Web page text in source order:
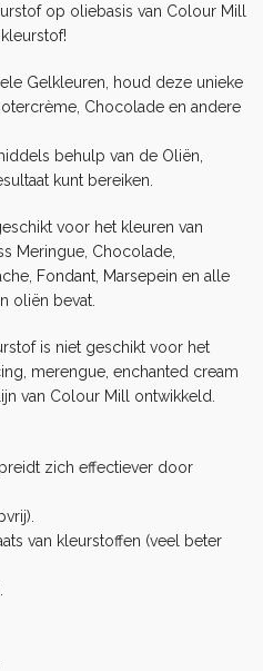
op oliebasis van Colour Mill
Gelkleuren, houd deze unieke
Chocolade en andere
behulp van de Oliën,
kunt bereiken.
voor het kleuren van
Meringue, Chocolade,
Fondant, Marsepein en alle
oliën bevat.
is niet geschikt voor het
merengue, enchanted cream
van Colour Mill ontwikkeld.
zich effectiever door
van kleurstoffen (veel beter